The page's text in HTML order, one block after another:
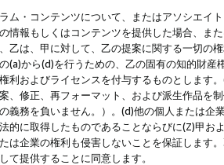
ム・コンテンツについて、またはアソシエイ
情報もしくはコンテンツを提供した場合、ま
乙は、甲に対して、乙の提案に関する一切
(a)から(d)を行うための、乙の固有の知的財
利およびライセンスを付与するものとします
、修正、再フォーマット、および派生作品を
義務を負いません。）。(d)他の個人または
的に取得したものであることならびに(Z)甲
は企業の権利も侵害しないことを保証します
て提供することに同意します。